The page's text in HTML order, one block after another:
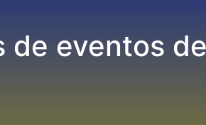
eventos